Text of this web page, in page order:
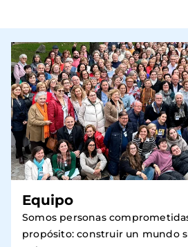
Equipo
Somos personas
propósito: construir un mundo